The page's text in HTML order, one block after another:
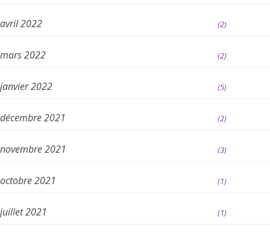
avril 2022 (2)
mars 2022 (2)
janvier 2022 (5)
décembre 2021 (2)
novembre 2021 (3)
octobre 2021 (1)
juillet 2021 (1)